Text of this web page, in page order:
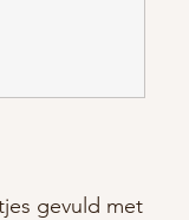
gevuld met